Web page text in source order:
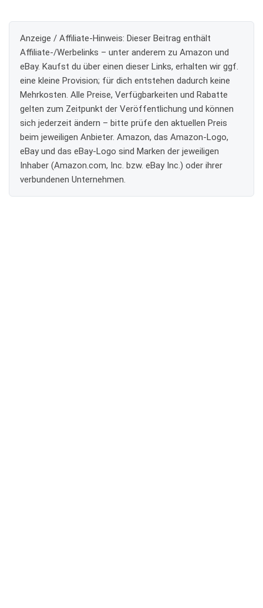
Anzeige / Affiliate-Hinweis: Dieser Beitrag enthält
Affiliate-/Werbelinks – unter anderem zu Amazon und
eBay. Kaufst du über einen dieser Links, erhalten wir ggf.
eine kleine Provision; für dich entstehen dadurch keine
Mehrkosten. Alle Preise, Verfügbarkeiten und Rabatte
gelten zum Zeitpunkt der Veröffentlichung und können
sich jederzeit ändern – bitte prüfe den aktuellen Preis
beim jeweiligen Anbieter. Amazon, das Amazon-Logo,
eBay und das eBay-Logo sind Marken der jeweiligen
Inhaber (Amazon.com, Inc. bzw. eBay Inc.) oder ihrer
verbundenen Unternehmen.